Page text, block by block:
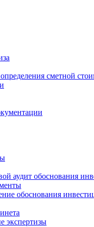
сметной
аудит обоснования
обоснования
экспертизы